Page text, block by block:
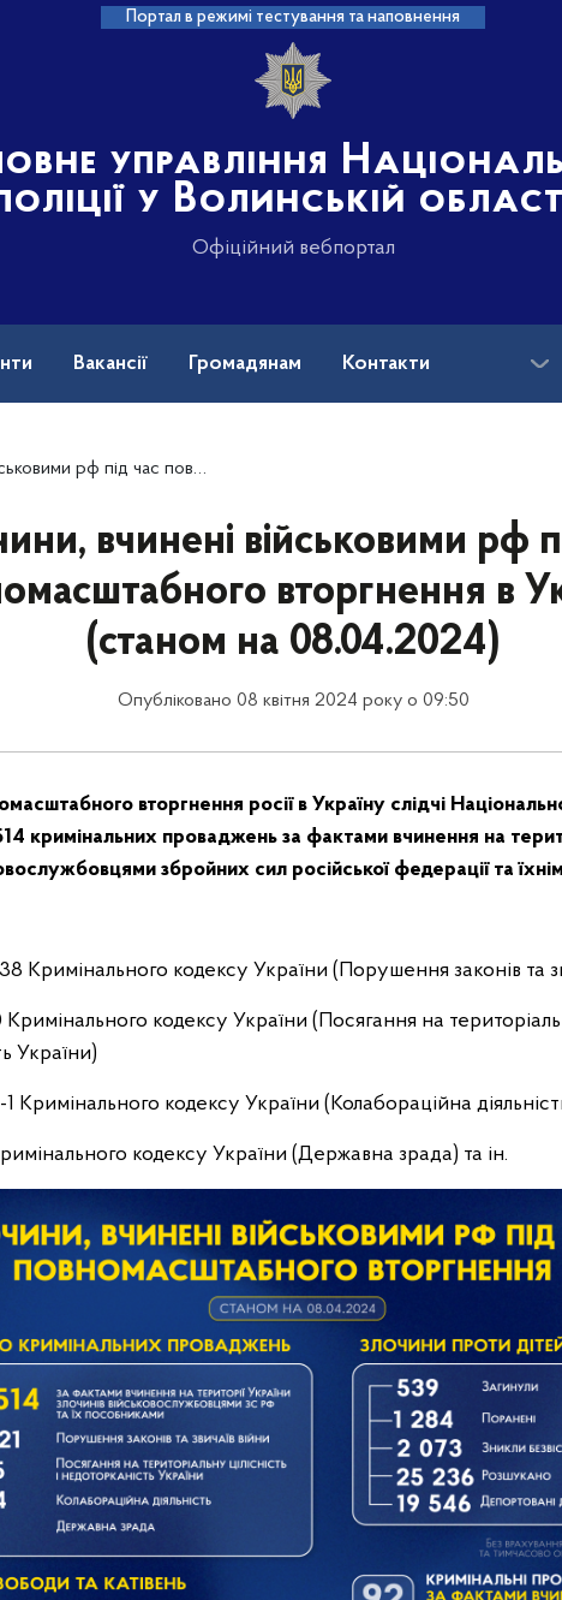
Портал в режимі тестування та наповнення
управління
у Волинській
Офіційний вебпортал
Вакансії Громадянам Контакти
вторгнення в Україну (станом на 08.04.2024)
вчинені військовими рф
вторгнення в
(станом на 08.04.2024)
Опубліковано 08 квітня 2024 року о 09:50
вторгнення росії в Україну слідчі
кримінальних проваджень за фактами вчинення на
збройних сил російської федерації та
Кримінального кодексу України (Порушення законів та
Кримінального кодексу України (Посягання на
України)
1 Кримінального кодексу України (Колабораційна
кодексу України (Державна зрада) та ін.